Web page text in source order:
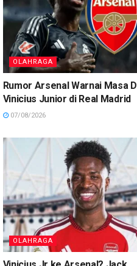
OLAHRAGA
Rumor Arsenal Warnai Masa
Vinicius Junior di Real Madrid
07/08/2026
OLAHRAGA